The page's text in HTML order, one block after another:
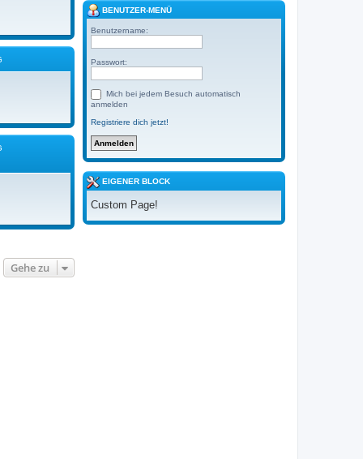
Gehe zu
BENUTZER-MENÜ
Benutzername:
Passwort:
Mich bei jedem Besuch automatisch
anmelden
Registriere dich jetzt!
EIGENER BLOCK
Custom Page!